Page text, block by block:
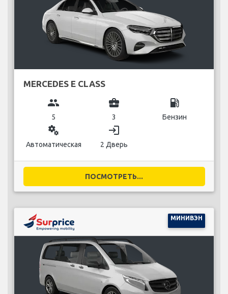
MERCEDES E CLASS
group
5
business_center
3
local_gas_station
Бензин
miscellaneous_services
Автоматическая
login
2 Дверь
ПОСМОТРЕТЬ...
МИНИВЭН